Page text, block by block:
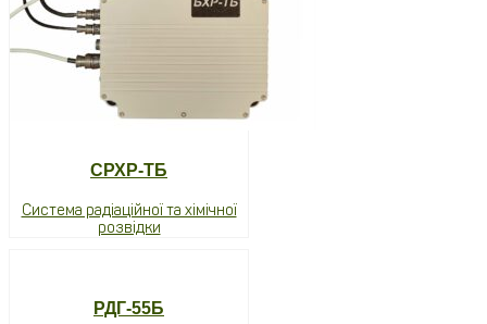
СРХР-ТБ
Система радіаційної та хімічної
розвідки
РДГ-55Б